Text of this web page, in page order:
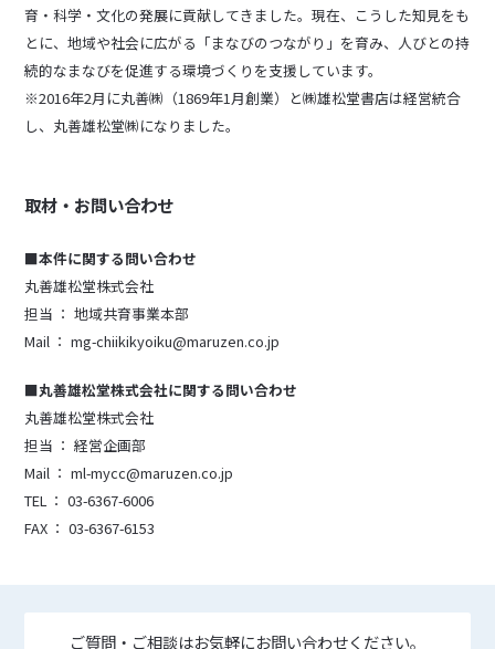
育・科学・文化の発展に貢献してきました。現在、こうした知見をも
とに、地域や社会に広がる「まなびのつながり」を育み、人びとの持
続的なまなびを促進する環境づくりを支援しています。
※2016年2月に丸善㈱（1869年1月創業）と㈱雄松堂書店は経営統合
し、丸善雄松堂㈱になりました。
取材・お問い合わせ
■本件に関する問い合わせ
丸善雄松堂株式会社
担当 ： 地域共育事業本部
Mail ： mg-chiikikyoiku@maruzen.co.jp
■丸善雄松堂株式会社に関する問い合わせ
丸善雄松堂株式会社
担当 ： 経営企画部
Mail ： ml-mycc@maruzen.co.jp
TEL ： 03-6367-6006
FAX ： 03-6367-6153
ご質問・ご相談はお気軽にお問い合わせください。